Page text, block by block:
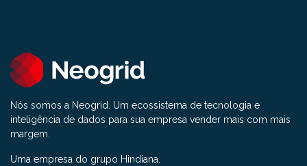
Nós somos a Neogrid. Um ecossistema de tecnologia e
inteligência de dados para sua empresa vender mais com mais
margem.
Uma empresa do grupo Hindiana.